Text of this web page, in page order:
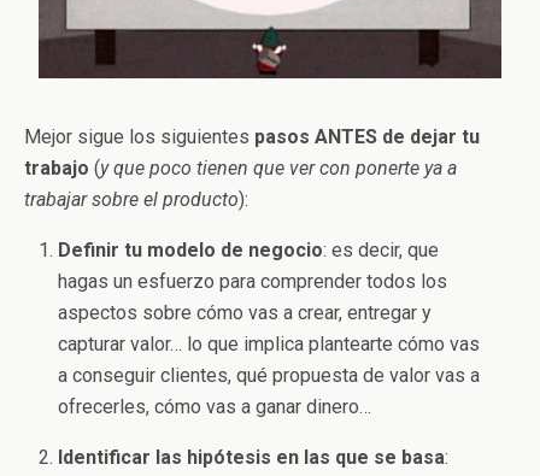
Mejor sigue los siguientes pasos ANTES de dejar tu
trabajo (y que poco tienen que ver con ponerte ya a
trabajar sobre el producto):
Definir tu modelo de negocio: es decir, que
hagas un esfuerzo para comprender todos los
aspectos sobre cómo vas a crear, entregar y
capturar valor… lo que implica plantearte cómo vas
a conseguir clientes, qué propuesta de valor vas a
ofrecerles, cómo vas a ganar dinero…
Identificar las hipótesis en las que se basa: